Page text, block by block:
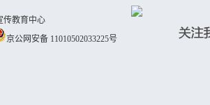
传教育中心
京公网安备 11010502033225号